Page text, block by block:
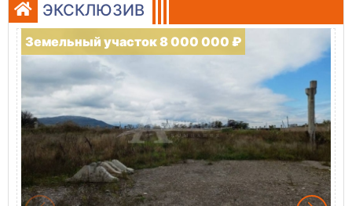
ЭКСКЛЮЗИВ
Земельный участок 8 000 000 ₽